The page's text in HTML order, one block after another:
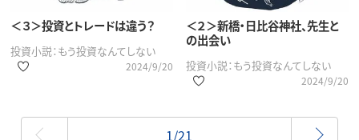
＜３＞投資とトレードは違う？
投資小説：もう投資なんてしない
2024/9/20
＜２＞新橋・日比谷神社、先生と
の出会い
投資小説：もう投資なんてしない
2024/9/20
最初
1/21